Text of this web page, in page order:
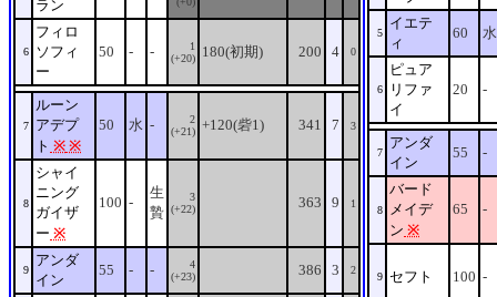
ラン
6
フィロ
ソフィ
ー
50 - -
1
(+20)
180(初期) 200 4 0
7
ルーン
アデプ
ト ※ ※
50 水 -
2
(+21) +120(砦1) 341 7 3
8
シャイ
ニング
ガイザ
ー ※
100 -
生
贄
3
(+22)
363 9 1
9
アンダ
イン
55 - -
4
(+23)
386 3 2
5
イエテ
ィ
60 水
6
ピュア
リファ
イ
20 -
7
アンダ
イン
55 -
8
バード
メイデ
ン ※
65 -
9 セフト 100 -